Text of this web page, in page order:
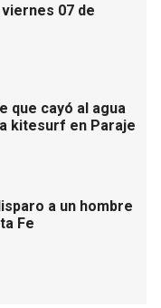
07 de
que cayó al agua
kitesurf en Paraje
a un hombre
Fe